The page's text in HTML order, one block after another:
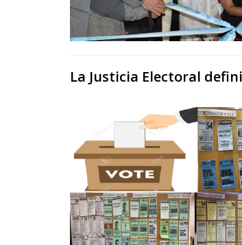
La Justicia Electoral